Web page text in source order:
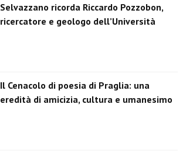
Selvazzano ricorda Riccardo Pozzobon,
ricercatore e geologo dell’Università
Il Cenacolo di poesia di Praglia: una
eredità di amicizia, cultura e umanesimo